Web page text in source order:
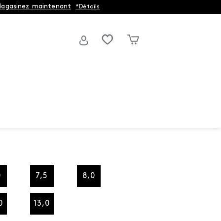
maintenant *Détails
7,5 8,0
13,0